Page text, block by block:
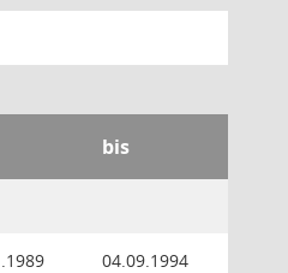
bis
04.09.1994